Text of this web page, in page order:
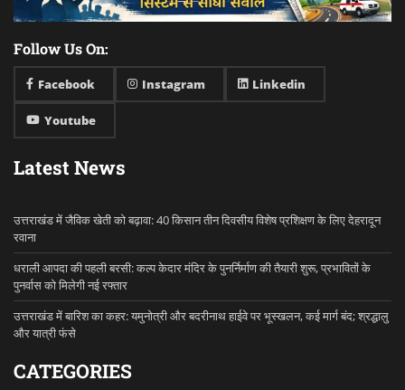
Follow Us On:
Facebook Instagram Linkedin
Youtube
Latest News
उत्तराखंड में जैविक खेती को बढ़ावा: 40 किसान तीन दिवसीय विशेष प्रशिक्षण के लिए देहरादून
रवाना
धराली आपदा की पहली बरसी: कल्प केदार मंदिर के पुनर्निर्माण की तैयारी शुरू, प्रभावितों के
पुनर्वास को मिलेगी नई रफ्तार
उत्तराखंड में बारिश का कहर: यमुनोत्री और बदरीनाथ हाईवे पर भूस्खलन, कई मार्ग बंद; श्रद्धालु
और यात्री फंसे
CATEGORIES